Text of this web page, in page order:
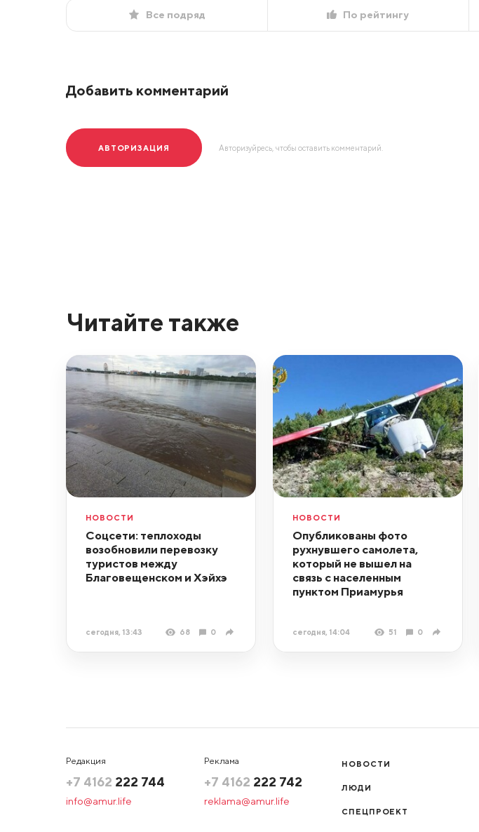
Все подряд По рейтингу
Добавить комментарий
АВТОРИЗАЦИЯ Авторизуйресь, чтобы оставить комментарий.
Читайте также
НОВОСТИ
Соцсети: теплоходы
возобновили перевозку
туристов между
Благовещенском и Хэйхэ
сегодня, 13:43 68 0
НОВОСТИ
Опубликованы фото
рухнувшего самолета,
который не вышел на
связь с населенным
пунктом Приамурья
сегодня, 14:04 51 0
Редакция
+7 4162 222 744
info@amur.life
Реклама
+7 4162 222 742
reklama@amur.life
НОВОСТИ
ЛЮДИ
СПЕЦПРОЕКТ